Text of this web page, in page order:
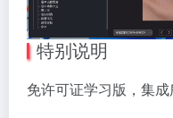
特别说明
免许可证学习版，集